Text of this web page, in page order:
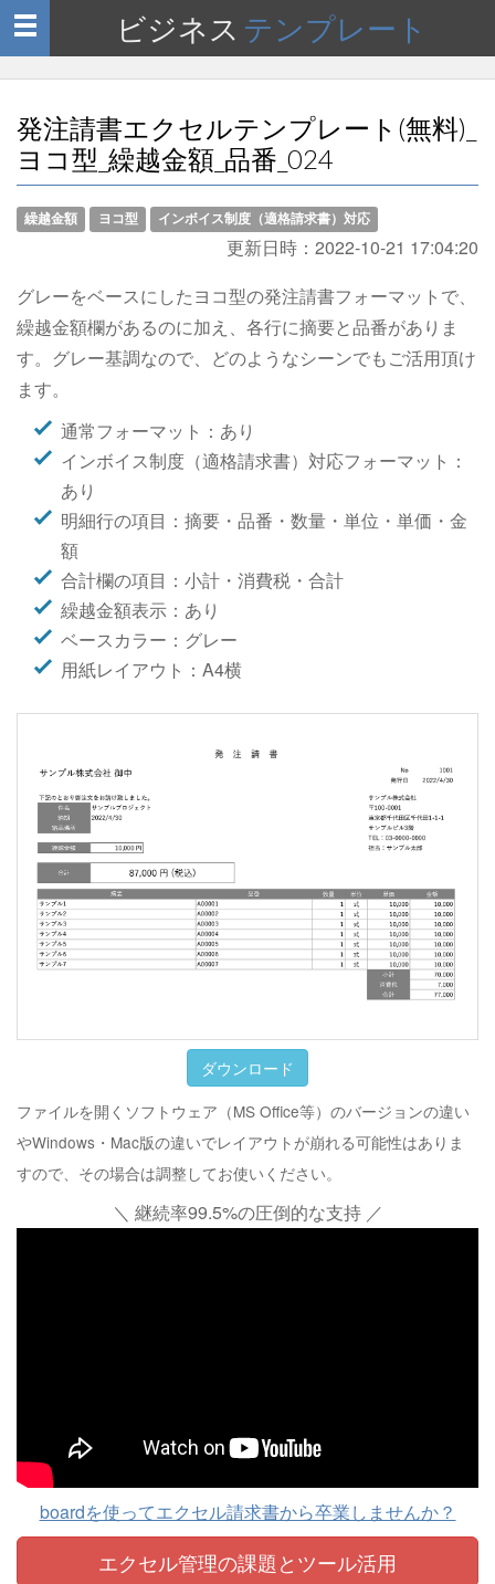
Toggle
navigation
ビジネス テンプレート
発注請書エクセルテンプレート(無料)_
ヨコ型_繰越金額_品番_024
繰越金額 ヨコ型 インボイス制度（適格請求書）対応
更新日時： 2022-10-21 17:04:20
グレーをベースにしたヨコ型の発注請書フォーマットで、
繰越金額欄があるのに加え、各行に摘要と品番がありま
す。グレー基調なので、どのようなシーンでもご活用頂け
ます。
通常フォーマット：あり
インボイス制度（適格請求書）対応フォーマット：
あり
明細行の項目：摘要・品番・数量・単位・単価・金
額
合計欄の項目：小計・消費税・合計
繰越金額表示：あり
ベースカラー：グレー
用紙レイアウト：A4横
ダウンロード
ファイルを開くソフトウェア（MS Office等）のバージョンの違い
やWindows・Mac版の違いでレイアウトが崩れる可能性はありま
すので、その場合は調整してお使いください。
＼ 継続率99.5%の圧倒的な支持 ／
boardを使ってエクセル請求書から卒業しませんか？
エクセル管理の課題とツール活用